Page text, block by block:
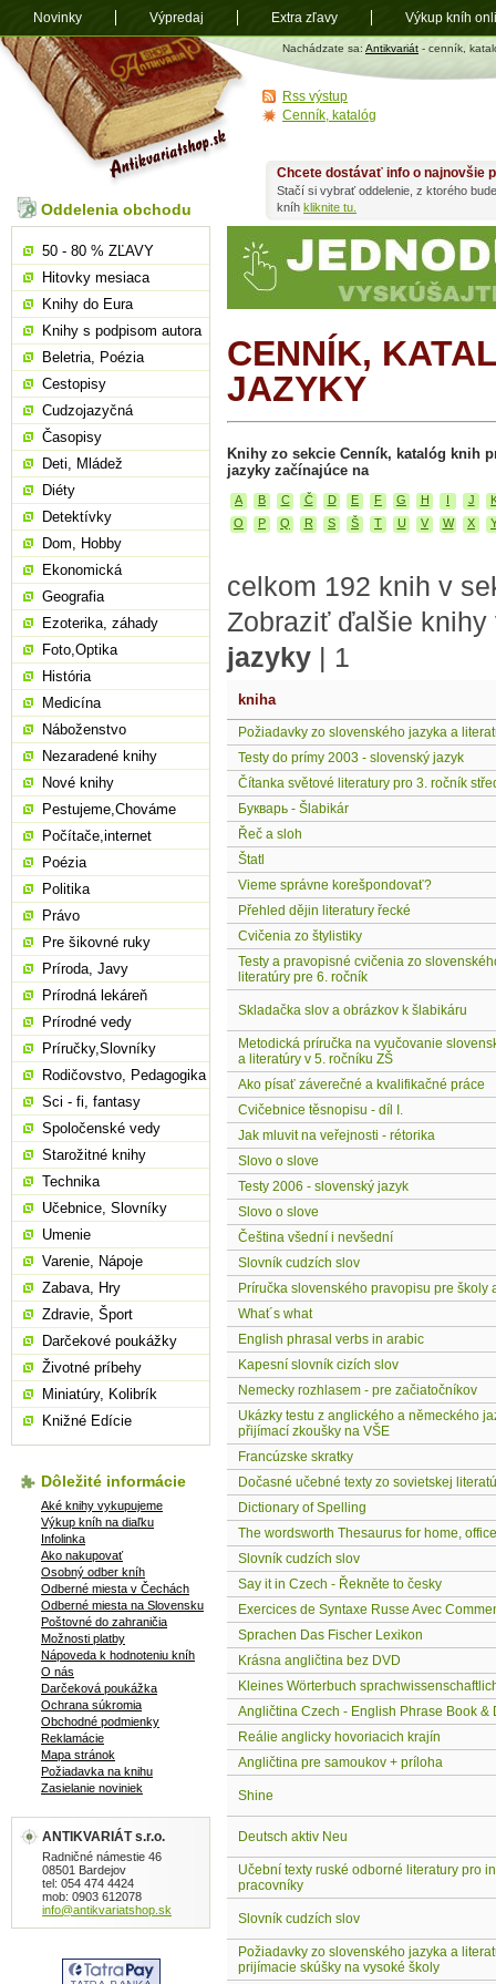
Antikvariát
shop.sk
Nachádzate sa: Antikvariát - cenník,
CENNÍK,
JAZYKY
Knihy zo sekcie Cenník, katalóg knih
jazyky začínajúce na
A B C Č D E F G H J
O
P Q R S Š T U V W X
celkom 192 knih v
Zobraziť ďalšie
jazyky | 1
kniha
Požiadavky zo slovenského jazyka a
Testy do prímy 2003 - slovenský jazyk
Čítanka světové literatury pro 3. ročník
Букварь - Šlabikár
Řeč a sloh
Štatl
Vieme správne korešpondovať?
Přehled dějin literatury řecké
Cvičenia zo štylistiky
Testy a pravopisné cvičenia zo
literatúry pre 6. ročník
Skladačka slov a obrázkov k šlabikáru
Metodická príručka na vyučovanie
a literatúry v 5. ročníku ZŠ
Ako písať záverečné a kvalifikačné práce
Cvičebnice těsnopisu - díl I.
Jak mluvit na veřejnosti - rétorika
Slovo o slove
Testy 2006 - slovenský jazyk
Slovo o slove
Čeština všední i nevšední
Slovník cudzích slov
Príručka slovenského pravopisu pre školy
What´s what
English phrasal verbs in arabic
Kapesní slovník cizích slov
Nemecky rozhlasem - pre začiatočníkov
Ukázky testu z anglického a německého
přijímací zkoušky na VŠE
Francúzske skratky
Dočasné učebné texty zo sovietskej
Dictionary of Spelling
The wordsworth Thesaurus for home,
Slovník cudzích slov
Say it in Czech - Řekněte to česky
Exercices de Syntaxe Russe Avec
Sprachen Das Fischer Lexikon
Krásna angličtina bez DVD
Kleines Wörterbuch
Angličtina Czech - English Phrase Book &
Reálie anglicky hovoriacich krajín
Angličtina pre samoukov + príloha
Shine
Deutsch aktiv Neu
Učební texty ruské odborné literatury pro
pracovníky
Slovník cudzích slov
Požiadavky zo slovenského jazyka a
prijímacie skúšky na vysoké školy
Chcete dostávať info o najnovšie
Stačí si vybrať oddelenie, z ktorého
kníh kliknite tu.
Oddelenia obchodu
50 - 80 % ZĽAVY
Hitovky mesiaca
Knihy do Eura
Knihy s podpisom autora
Beletria, Poézia
Cestopisy
Cudzojazyčná
Časopisy
Deti, Mládež
Diéty
Detektívky
Dom, Hobby
Ekonomická
Geografia
Ezoterika, záhady
Foto,Optika
História
Medicína
Náboženstvo
Nezaradené knihy
Nové knihy
Pestujeme,Chováme
Počítače,internet
Poézia
Politika
Právo
Pre šikovné ruky
Príroda, Javy
Prírodná lekáreň
Prírodné vedy
Príručky,Slovníky
Rodičovstvo, Pedagogika
Sci - fi, fantasy
Spoločenské vedy
Starožitné knihy
Technika
Učebnice, Slovníky
Umenie
Varenie, Nápoje
Zabava, Hry
Zdravie, Šport
Darčekové poukážky
Životné príbehy
Miniatúry, Kolibrík
Knižné Edície
Dôležité informácie
Aké knihy vykupujeme
Výkup kníh na diaľku
Infolinka
Ako nakupovať
Osobný odber kníh
Odberné miesta v Čechách
Odberné miesta na Slovensku
Poštovné do zahraničia
Možnosti platby
Nápoveda k hodnoteniu kníh
O nás
Darčeková poukážka
Ochrana súkromia
Obchodné podmienky
Reklamácie
Mapa stránok
Požiadavka na knihu
Zasielanie noviniek
ANTIKVARIÁT s.r.o.
Radničné námestie 46
08501 Bardejov
tel: 054 474 4424
mob: 0903 612078
info@antikvariatshop.sk
Rss výstup
Cenník, katalóg
Novinky Výpredaj Extra zľavy Výkup kníh